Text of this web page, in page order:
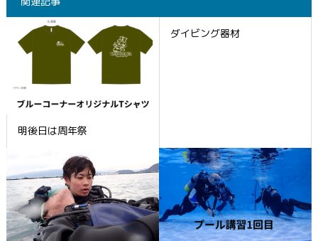
明後日は周年祭
ダイビング器材